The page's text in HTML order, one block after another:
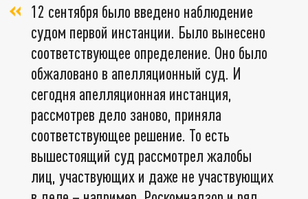
12 сентября было введено наблюдение
судом первой инстанции. Было вынесено
соответствующее определение. Оно было
обжаловано в апелляционный суд. И
сегодня апелляционная инстанция,
рассмотрев дело заново, приняла
соответствующее решение. То есть
вышестоящий суд рассмотрел жалобы
лиц, участвующих и даже не участвующих